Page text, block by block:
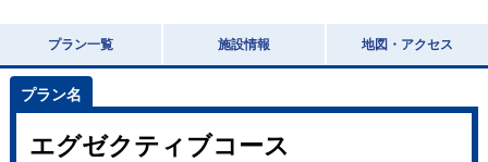
プラン一覧 施設情報 地図・アクセス
エグゼクティブコース